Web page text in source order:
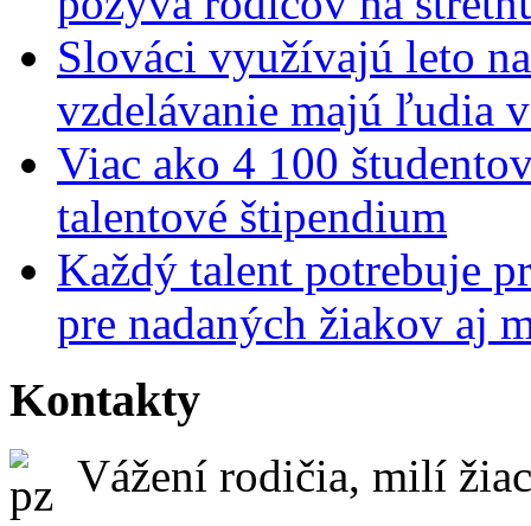
Slováci využívajú leto
vzdelávanie majú ľudia
Viac ako 4 100
talentové štipendium
Každý talent potrebuje
pre nadaných žiakov aj
Kontakty
Vážení rodičia, milí